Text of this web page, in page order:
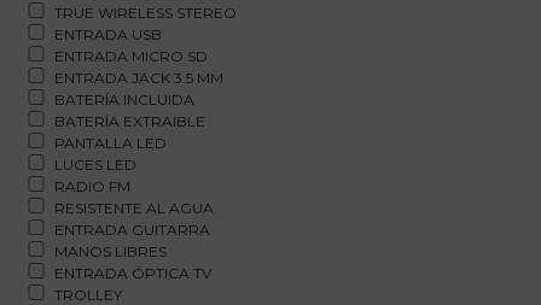
TRUE WIRELESS STEREO
ENTRADA USB
ENTRADA MICRO SD
ENTRADA JACK 3.5 MM
BATERÍA INCLUIDA
BATERÍA EXTRAIBLE
PANTALLA LED
LUCES LED
RADIO FM
RESISTENTE AL AGUA
ENTRADA GUITARRA
MANOS LIBRES
ENTRADA ÓPTICA TV
TROLLEY